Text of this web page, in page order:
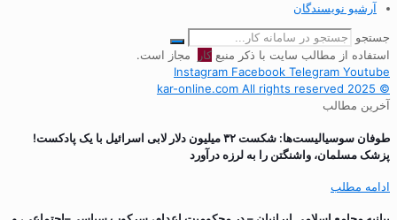
آرشیو نویسندگان
جستجو
استفاده از مطالب سایت با ذکر منبعکار
مجاز است.
Instagram Facebook Telegram Youtube
© 2025 kar-online.com All rights reserved
آخرین مطالب
طوفان سوسیالیست‌ها: شکست ۳۲ میلیون دلار لابی اسرائیل با یک پادکست!
پزشک مسلمان، واشنگتن را به لرزه درآورد
ادامه مطلب